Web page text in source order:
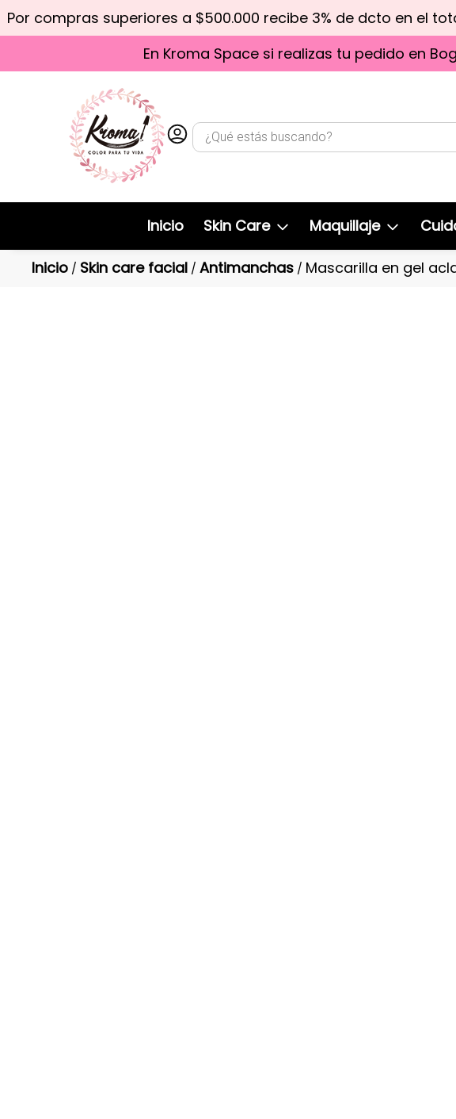
Por compras superiores a $500.000 recibe 3% de dcto en el
En Kroma Space si realizas tu pedido en
Inicio Skin Care Maquillaje
Inicio / Skin care facial / Antimanchas / Mascarilla en gel